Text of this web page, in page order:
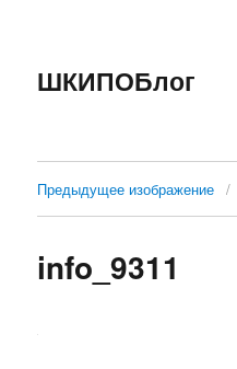
ШКИПОБлог
Предыдущее изображение
info_9311